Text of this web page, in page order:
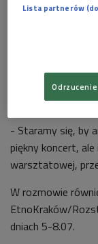
(zdjęcie ilustracyjne)
- Staramy się, by
piękny koncert,
warsztatowej,
W rozmowie
EtnoKraków/
dniach 5-8.07.
Lista partnerów